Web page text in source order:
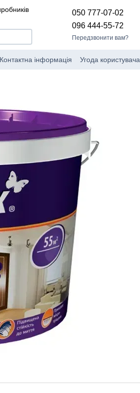
050 777-07-02
096 444-55-72
Передзвонити вам?
Контактна інформація Угода користувача